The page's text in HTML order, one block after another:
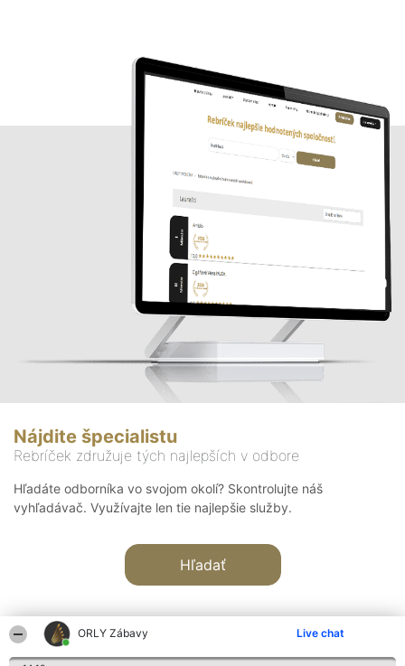
ORLY Zábavy Live chat
Nájdite špecialistu
Rebríček združuje tých najlepších v odbore
Hľadáte odborníka vo svojom okolí? Skontrolujte náš
vyhľadávač. Využívajte len tie najlepšie služby.
Hľadať